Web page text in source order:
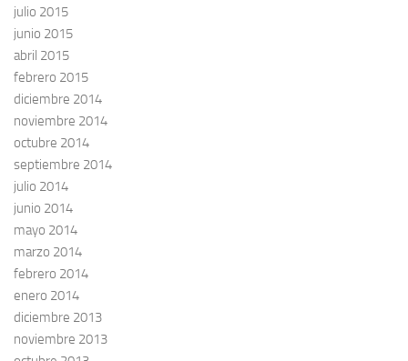
julio 2015
junio 2015
abril 2015
febrero 2015
diciembre 2014
noviembre 2014
octubre 2014
septiembre 2014
julio 2014
junio 2014
mayo 2014
marzo 2014
febrero 2014
enero 2014
diciembre 2013
noviembre 2013